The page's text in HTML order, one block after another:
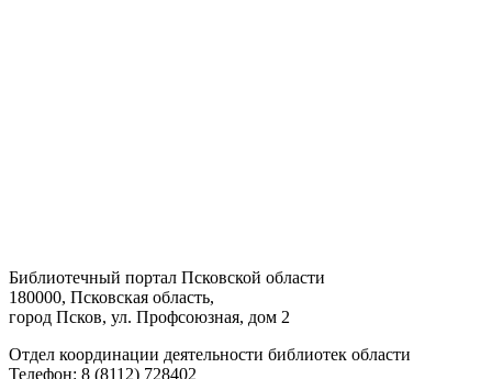
Библиотечный портал Псковской области
180000, Псковская область,
город Псков, ул. Профсоюзная, дом 2
Отдел координации деятельности библиотек области
Телефон: 8 (8112) 728402